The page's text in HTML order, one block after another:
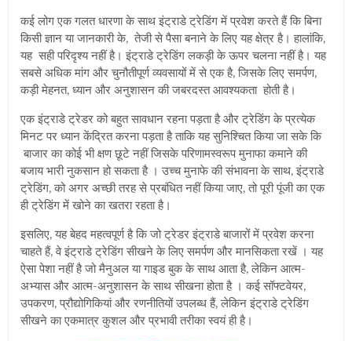
कई लोग एक गलत धारणा के साथ इंट्राडे ट्रेडिंग में प्रवेश करते हैं कि बिना
किसी ज्ञान या जानकारी के, तेजी से पैसा बनाने के लिए यह क्षेत्र है। हालांकि,
यह सही परिदृश्य नहीं है। इंट्राडे ट्रेडिंग लकड़ी के ऊपर चलना नहीं है। यह
सबसे अधिक मांग और चुनौतीपूर्ण व्यवसायों में से एक है, जिसके लिए समर्पण,
कड़ी मेहनत, ध्यान और अनुशासन की जबरदस्त आवश्यकता होती है।
एक इंट्राडे ट्रेडर को बहुत सावधान रहना पड़ता है और ट्रेडिंग के प्रत्येक
मिनट पर ध्यान केंद्रित करना पड़ता है ताकि यह सुनिश्चित किया जा सके कि
बाजार का कोई भी क्षण छूटे नहीं जिसके परिणामस्वरूप मुनाफा कमाने की
बजाय भारी नुकसान हो सकता है । उच्च मुनाफे की संभावना के साथ, इंट्राडे
ट्रेडिंग, को अगर अच्छी तरह से प्रबंधित नहीं किया जाए, तो पूरी पूंजी का एक
ही ट्रेडिंग में खोने का खतरा रहता है।
इसलिए, यह बेहद महत्वपूर्ण है कि जो ट्रेडर इंट्राडे बाजारों में प्रवेश करना
चाहते हैं, वे इंट्राडे ट्रेडिंग सीखने के लिए समर्पण और मानसिकता रखें । यह
ऐसा पेशा नहीं है जो मैनुअल या गाइड बुक के साथ आता है, लेकिन आत्म-
अभ्यास और आत्म-अनुशासन के साथ सीखना होता है । कई सॉफ्टवेयर,
उपकरण, प्रौद्योगिकियां और रणनीतियों उपलब्ध हैं, लेकिन इंट्राडे ट्रेडिंग
सीखने का एकमात्र कुशल और प्रभावी तरीका स्वयं ही है।